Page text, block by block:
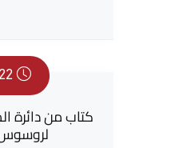
22 فبراير، 2014
كتاب من دائرة
لروسوس / 22 شباط